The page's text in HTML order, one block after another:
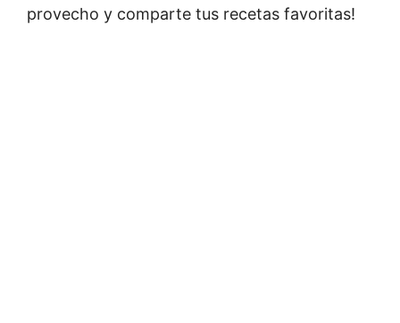
provecho y comparte tus recetas favoritas!